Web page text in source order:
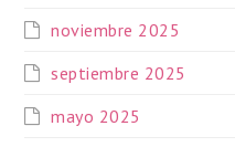
noviembre 2025
septiembre 2025
mayo 2025